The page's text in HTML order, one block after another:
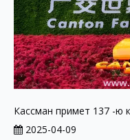
Кассман примет 137 -ю
2025-04-09